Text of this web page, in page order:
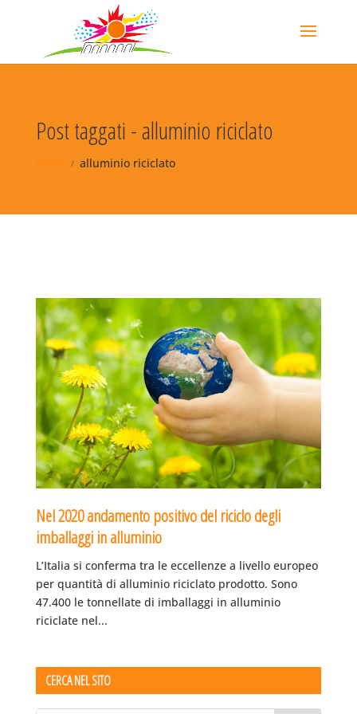
Post taggati - alluminio riciclato
alluminio riciclato
Nel 2020 andamento positivo del riciclo degli
imballaggi in alluminio
L’Italia si conferma tra le eccellenze a livello europeo
per quantità di alluminio riciclato prodotto. Sono
47.400 le tonnellate di imballaggi in alluminio
riciclate nel...
CERCA NEL SITO